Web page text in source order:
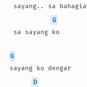
sayang.. sa bahagia
G
sa sayang ko
G
sayang ko dengar
D